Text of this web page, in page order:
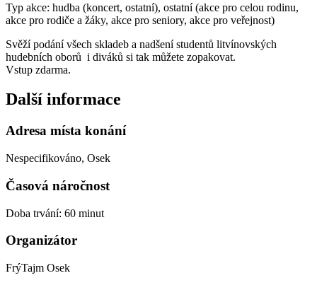
Typ akce: hudba (koncert, ostatní), ostatní (akce pro celou rodinu,
akce pro rodiče a žáky, akce pro seniory, akce pro veřejnost)
Svěží podání všech skladeb a nadšení studentů litvínovských
hudebních oborů i diváků si tak můžete zopakovat.
Vstup zdarma.
Další informace
Adresa místa konání
Nespecifikováno, Osek
Časová náročnost
Doba trvání: 60 minut
Organizátor
FrýTajm Osek